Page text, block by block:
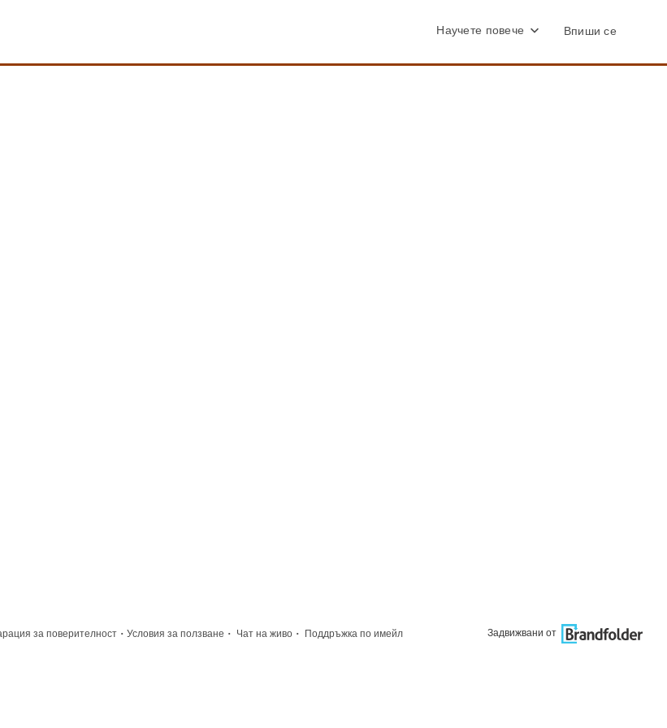
Научете повече Впиши се
за поверителност · Условия за ползване · Чат на живо · Поддръжка по имейл Задвижвани от